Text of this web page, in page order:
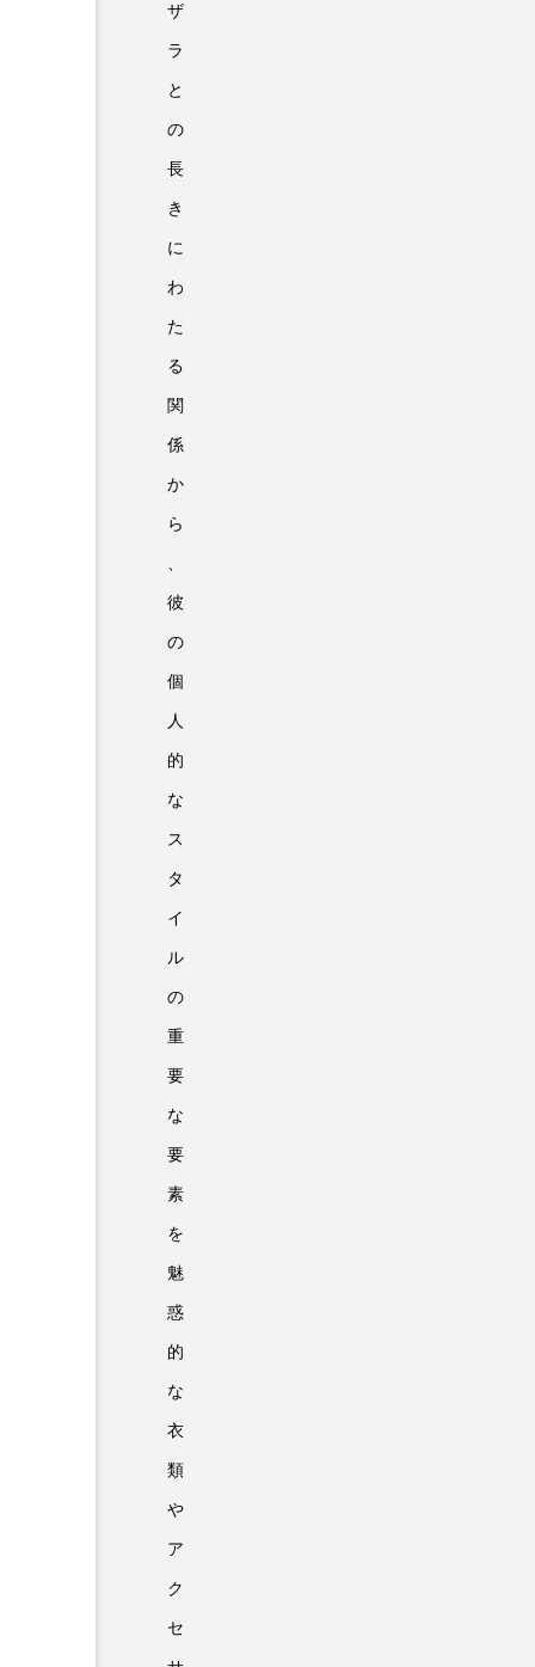
ザ
ラ
と
の
長
き
に
わ
た
る
関
係
か
ら
彼
の
個
人
的
な
ス
タ
イ
ル
の
重
要
な
要
素
を
魅
惑
的
な
衣
類
や
ア
ク
セ